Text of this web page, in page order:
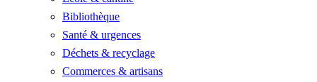
Bibliothèque
Santé & urgences
Déchets & recyclage
Commerces & artisans